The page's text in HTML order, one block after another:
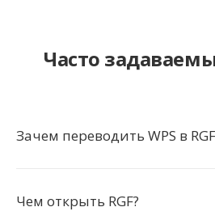
Часто
Зачем переводить WPS в
Чем открыть RGF?